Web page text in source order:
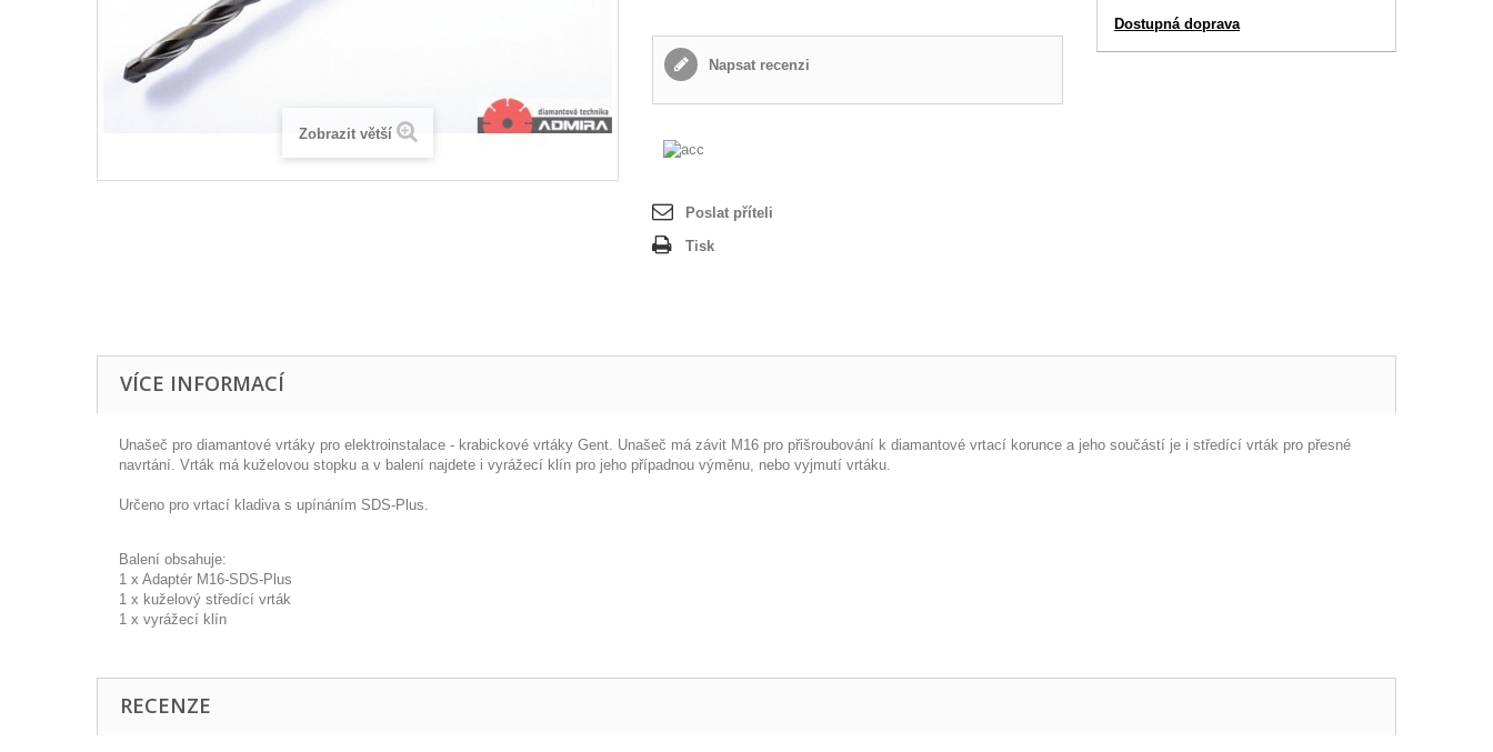
Zobrazit větší
Napsat recenzi
Poslat příteli
Tisk
Dostupná doprava
VÍCE INFORMACÍ
Unašeč pro diamantové vrtáky pro elektroinstalace - krabickové vrtáky Gent. Unašeč má závit M16 pro přišroubování k diamantové vrtací korunce a jeho součástí je i středící vrták pro přesné
navrtání. Vrták má kuželovou stopku a v balení najdete i vyrážecí klín pro jeho případnou výměnu, nebo vyjmutí vrtáku.
Určeno pro vrtací kladiva s upínáním SDS-Plus.
Balení obsahuje:
1 x Adaptér M16-SDS-Plus
1 x kuželový středící vrták
1 x vyrážecí klín
RECENZE